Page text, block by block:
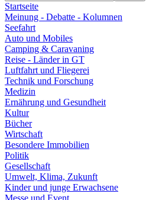
Startseite
Meinung - Debatte - Kolumnen
Seefahrt
Auto und Mobiles
Camping & Caravaning
Reise - Länder in GT
Luftfahrt und Fliegerei
Technik und Forschung
Medizin
Ernährung und Gesundheit
Kultur
Bücher
Wirtschaft
Besondere Immobilien
Politik
Gesellschaft
Umwelt, Klima, Zukunft
Kinder und junge Erwachsene
Messe und Event